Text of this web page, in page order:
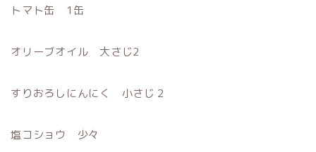
トマト缶 1缶
オリーブオイル 大さじ2
すりおろしにんにく 小さじ２
塩コショウ 少々